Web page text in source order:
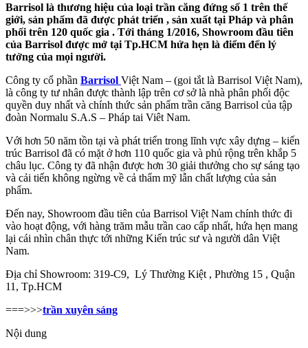
Barrisol là thương hiệu của loại trần căng đứng số 1 trên thế
giới, sản phẩm đã được phát triển , sản xuất tại Pháp và phân
phối trên 120 quốc gia . Tới tháng 1/2016, Showroom đầu tiên
của Barrisol được mở tại Tp.HCM hứa hẹn là điểm đến lý
tưởng của mọi người.
Công ty cổ phần Barrisol Việt Nam – (goi tắt là Barrisol Việt Nam),
là công ty tư nhân được thành lập trên cơ sở là nhà phân phối độc
quyền duy nhất và chính thức sản phẩm trần căng Barrisol của tập
đoàn Normalu S.A.S – Pháp tai Viêt Nam.
Với hơn 50 năm tồn tại và phát triển trong lĩnh vực xây dựng – kiến
trúc Barrisol đã có mặt ở hơn 110 quốc gia và phủ rộng trên khắp 5
châu lục. Công ty đã nhận được hơn 30 giải thưởng cho sự sáng tạo
và cải tiến không ngừng về cả thẩm mỹ lẫn chất lượng của sản
phẩm.
Đến nay, Showroom đầu tiên của Barrisol Việt Nam chính thức đi
vào hoạt động, với hàng trăm mẫu trần cao cấp nhất, hứa hẹn mang
lại cái nhìn chân thực tới những Kiến trúc sư và người dân Việt
Nam.
Địa chỉ Showroom: 319-C9, Lý Thường Kiệt , Phường 15 , Quận
11, Tp.HCM
===>>>trần xuyên sáng
Nội dung